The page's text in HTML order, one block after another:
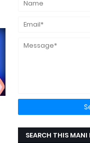
SEARCH THIS MANI